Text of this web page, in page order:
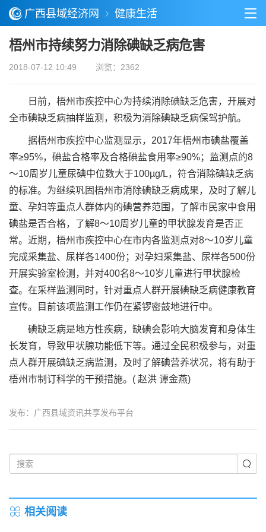
广西县域经济网 健康生活
梧州市持续努力消除碘缺乏病危害
2018-07-12 10:49 浏览：2362
日前，梧州市疾控中心为持续消除碘缺乏危害，开展对
全市碘缺乏病抽样监测，积极为消除碘缺乏病保驾护航。
据梧州市疾控中心监测显示，2017年梧州市碘盐覆盖
率≥95%，碘盐合格率及合格碘盐食用率≥90%；监测点的8
～10周岁儿童尿碘中位数大于100µg/L，符合消除碘缺乏病
的标准。为继续巩固梧州市消除碘缺乏病成果，及时了解儿
童、孕妇等重点人群体内的碘营养范围，了解市民家中食用
碘盐是否合格，了解8～10周岁儿童的甲状腺发育是否正
常。近期，梧州市疾控中心在市内各监测点对8～10岁儿童
完成采集盐、尿样各1400份；对孕妇采集盐、尿样各500份
开展实验室检测，并对400名8～10岁儿童进行甲状腺检
查。在采样监测同时，针对重点人群开展碘缺乏病健康教育
宣传。目前该项监测工作仍在紧锣密鼓地进行中。
碘缺乏病是地方性疾病，缺碘会影响大脑发育和身体生
长发育，导致甲状腺功能低下等。通过全民积极参与，对重
点人群开展碘缺乏病监测，及时了解碘营养状况，将有助于
梧州市制订科学的干预措施。( 赵洪 谭金燕)
发布：广西县域资讯共享发布平台
相关阅读